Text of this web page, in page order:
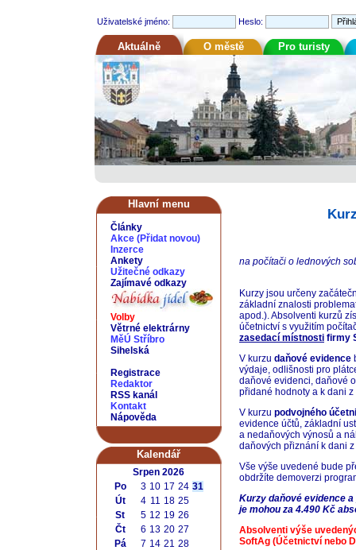
Uživatelské jméno: Heslo:
Aktuálně O městě Pro turisty
Hlavní menu
Články
Akce (Přidat novou)
Inzerce
Ankety
Užitečné odkazy
Zajímavé odkazy
Volby
Větrné elektrárny
MěÚ Stříbro
Sihelská
Registrace
Redaktor
RSS kanál
Kontakt
Nápověda
Kalendář
Srpen 2026
Po
3 10 17 24 31
Út
4 11 18 25
St
5 12 19 26
Čt
6 13 20 27
Pá
7 14 21 28
na počítači o lednových
Kurzy jsou určeny
základní znalosti
apod.). Absolventi kurzů
účetnictví s využitím
zasedací místnosti firmy
V kurzu daňové evidence
výdaje, odlišnosti pro
daňové evidenci, daňové
přidané hodnoty a k dani
V kurzu podvojného
evidence účtů, základní
a nedaňových výnosů a
daňových přiznání k dani
Vše výše uvedené bude
obdržíte demoverzi
Kurzy daňové evidence
je mohou za 4.490 Kč
Absolventi výše
SoftAg (Účetnictví nebo